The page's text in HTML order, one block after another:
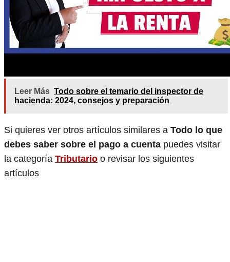
Leer Más Todo sobre el temario del inspector de
hacienda: 2024, consejos y preparación
Si quieres ver otros artículos similares a Todo lo que
debes saber sobre el pago a cuenta puedes visitar
la categoría Tributario o revisar los siguientes
artículos